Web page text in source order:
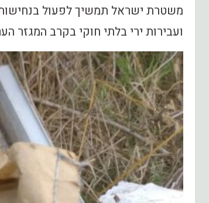
משטרת ישראל תמשיך לפעול
ועבירות ירי בלתי חוקי בקרב המגזר